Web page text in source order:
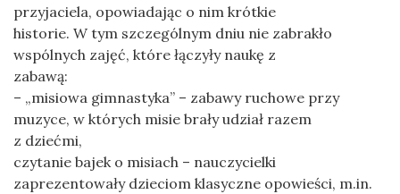
przyjaciela, opowiadając o nim krótkie
historie. W tym szczególnym dniu nie zabrakło
wspólnych zajęć, które łączyły naukę z
zabawą:
– „misiowa gimnastyka” – zabawy ruchowe przy
muzyce, w których misie brały udział razem
z dziećmi,
czytanie bajek o misiach – nauczycielki
zaprezentowały dzieciom klasyczne opowieści, m.in.